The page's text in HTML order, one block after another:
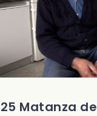
25 Matanza